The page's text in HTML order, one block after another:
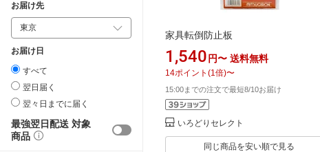
お届け先
お届け日
すべて
翌日届く
翌々日までに届く
最強翌日配送 対象
商品
家具転倒防止板
1,540 円〜 送料無料
14ポイント (1倍)〜
15:00までの注文で最短8/10お届け
いろどりセレクト
同じ商品を安い順で見る